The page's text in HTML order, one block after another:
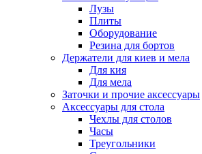
Лузы
Плиты
Оборудование
Резина для бортов
Держатели для киев и мела
Для кия
Для мела
Заточки и прочие аксессуары
Аксессуары для стола
Чехлы для столов
Часы
Треугольники